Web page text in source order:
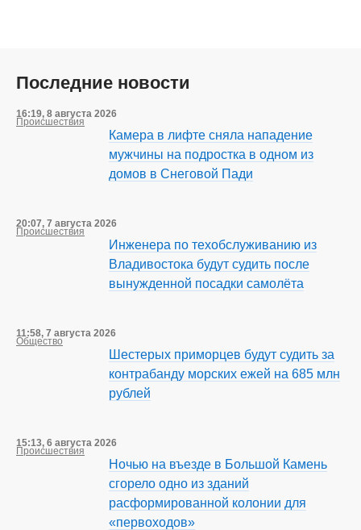
Последние новости
16:19, 8 августа 2026
Происшествия
Камера в лифте сняла нападение
мужчины на подростка в одном из
домов в Снеговой Пади
20:07, 7 августа 2026
Происшествия
Инженера по техобслуживанию из
Владивостока будут судить после
вынужденной посадки самолёта
11:58, 7 августа 2026
Общество
Шестерых приморцев будут судить за
контрабанду морских ежей на 685 млн
рублей
15:13, 6 августа 2026
Происшествия
Ночью на въезде в Большой Камень
сгорело одно из зданий
расформированной колонии для
«первоходов»